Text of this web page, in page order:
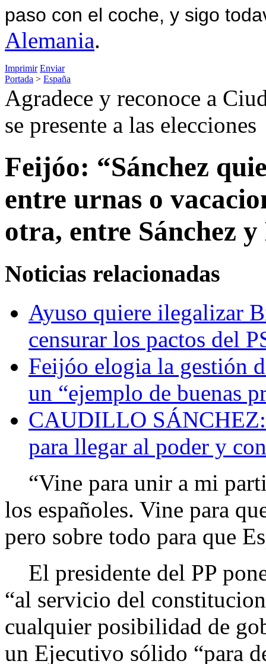
paso con el coche, y sigo
Alemania.
Imprimir Enviar
Portada > España
Agradece y reconoce a
se presente a las elecciones
Feijóo: “Sánchez
entre urnas o
otra, entre Sánchez y
Noticias relacionadas
Ayuso quiere ilegalizar
censurar los pactos del
Feijóo elogia la gestión
un “ejemplo de buenas
CAUDILLO SÁNCHEZ:
para llegar al poder y
“Vine para unir a mi
los españoles. Vine para
pero sobre todo para que
El presidente del PP
“al servicio del
cualquier posibilidad de
un Ejecutivo sólido “para